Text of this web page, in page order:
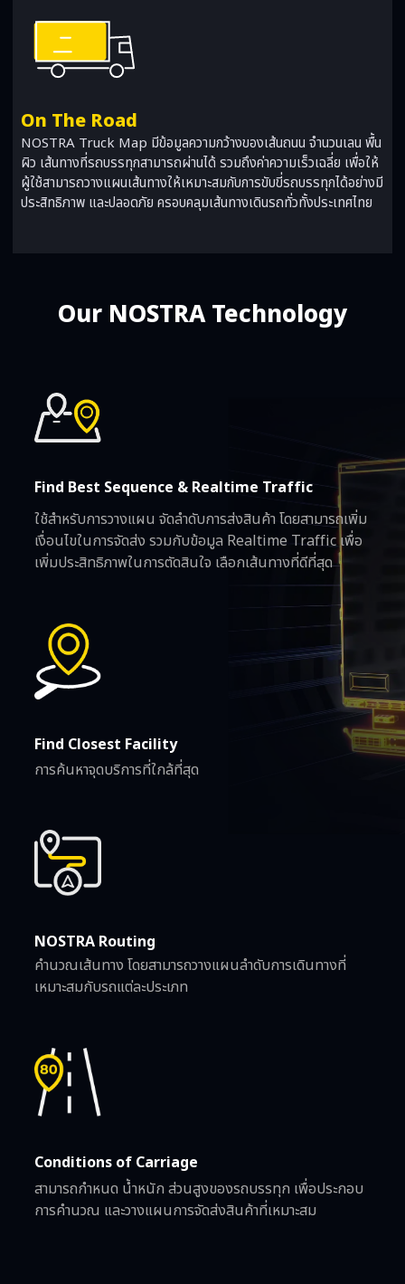
On The Road
NOSTRA Truck Map มีข้อมูลความกว้างของเส้นถนน จำนวนเลน พื้น
ผิว เส้นทางที่รถบรรทุกสามารถผ่านได้ รวมถึงค่าความเร็วเฉลี่ย เพื่อให้
ผู้ใช้สามารถวางแผนเส้นทางให้เหมาะสมกับการขับขี่รถบรรทุกได้อย่างมี
ประสิทธิภาพ และปลอดภัย ครอบคลุมเส้นทางเดินรถทั่วทั้งประเทศไทย
Our NOSTRA Technology
Find Best Sequence & Realtime Traffic
ใช้สำหรับการวางแผน จัดลำดับการส่งสินค้า โดยสามารถเพิ่ม
เงื่อนไขในการจัดส่ง รวมกับข้อมูล Realtime Traffic เพื่อ
เพิ่มประสิทธิภาพในการตัดสินใจ เลือกเส้นทางที่ดีที่สุด
Find Closest Facility
การค้นหาจุดบริการที่ใกล้ที่สุด
NOSTRA Routing
คำนวณเส้นทาง โดยสามารถวางแผนลำดับการเดินทางที่
เหมาะสมกับรถแต่ละประเภท
Conditions of Carriage
สามารถกำหนด น้ำหนัก ส่วนสูงของรถบรรทุก เพื่อประกอบ
การคำนวณ และวางแผนการจัดส่งสินค้าที่เหมาะสม